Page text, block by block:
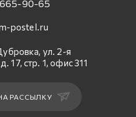
90-65
postel.ru
ул. 2-я
17, стр. 1, офис 311
РАССЫЛКУ